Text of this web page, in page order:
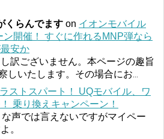
くらんでます on イオンモバイル
開催！ すぐに作れるMNP弾なら
安か
訳ございません。本ページの趣旨
しいたします。その場合にお
ストスパート！ UQモバイル、ワ
乗り換えキャンペーン！
声では言えないですがマイペー
。